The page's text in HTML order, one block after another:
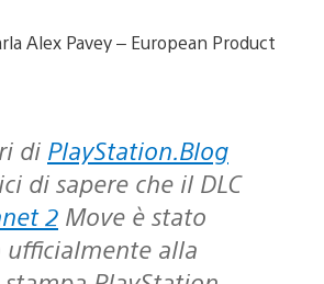
Alex Pavey – European Product
di PlayStation.Blog
di sapere che il DLC
2 Move è stato
ufficialmente alla